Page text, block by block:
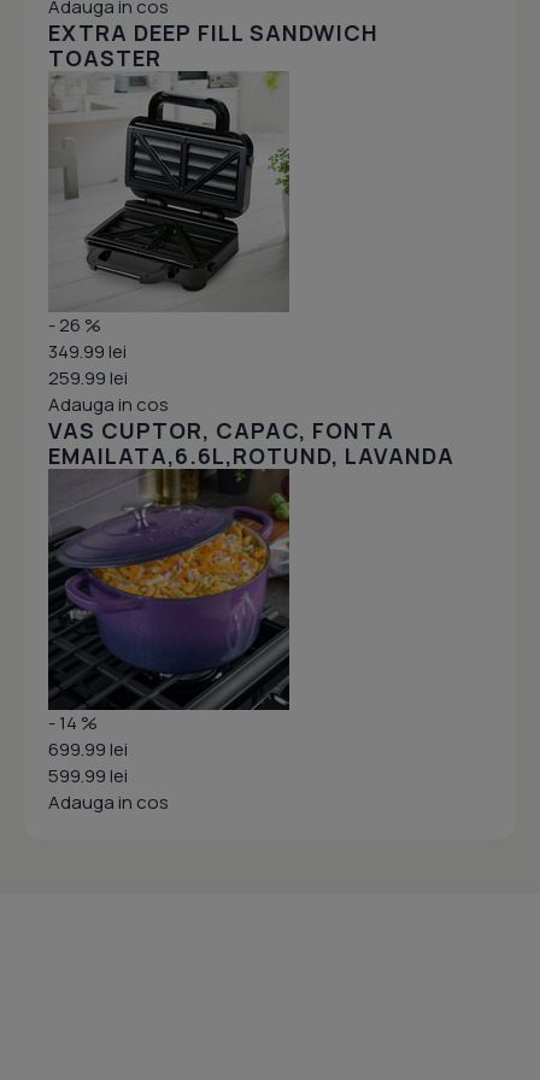
Adauga in cos
EXTRA DEEP FILL SANDWICH
TOASTER
- 26 %
349.99 lei
259.99 lei
Adauga in cos
VAS CUPTOR, CAPAC, FONTA
EMAILATA,6.6L,ROTUND, LAVANDA
- 14 %
699.99 lei
599.99 lei
Adauga in cos